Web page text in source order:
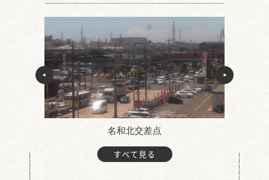
名和北交差点
すべて見る